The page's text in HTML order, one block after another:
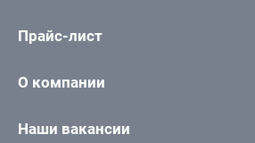
Прайс-лист
О компании
Наши вакансии